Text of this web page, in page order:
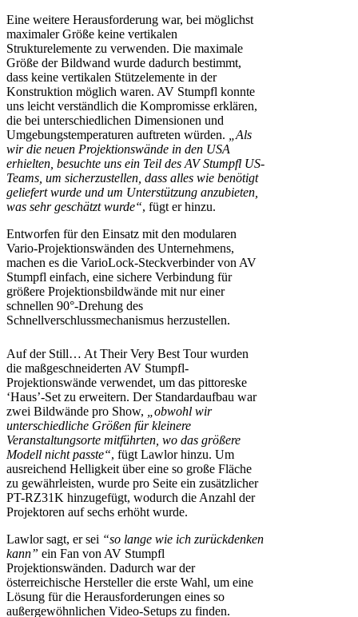
Eine weitere Herausforderung war, bei möglichst
maximaler Größe keine vertikalen
Strukturelemente zu verwenden. Die maximale
Größe der Bildwand wurde dadurch bestimmt,
dass keine vertikalen Stützelemente in der
Konstruktion möglich waren. AV Stumpfl konnte
uns leicht verständlich die Kompromisse erklären,
die bei unterschiedlichen Dimensionen und
Umgebungstemperaturen auftreten würden.
„Als
wir die neuen Projektionswände in den USA
erhielten, besuchte uns ein Teil des AV Stumpfl US-
Teams, um sicherzustellen, dass alles wie benötigt
geliefert wurde und um Unterstützung anzubieten,
was sehr geschätzt wurde“, fügt er hinzu.
Entworfen für den Einsatz mit den modularen
Vario-Projektionswänden des Unternehmens,
machen es die VarioLock-Steckverbinder von AV
Stumpfl einfach, eine sichere Verbindung für
größere Projektionsbildwände mit nur einer
schnellen 90°-Drehung des
Schnellverschlussmechanismus herzustellen.
Auf der Still… At Their Very Best Tour wurden
die maßgeschneiderten AV Stumpfl-
Projektionswände verwendet, um das pittoreske
‘Haus’-Set zu erweitern. Der Standardaufbau war
zwei Bildwände pro Show,
„obwohl wir
unterschiedliche Größen für kleinere
Veranstaltungsorte mitführten, wo das größere
Modell nicht passte“, fügt Lawlor hinzu. Um
ausreichend Helligkeit über eine so große Fläche
zu gewährleisten, wurde pro Seite ein zusätzlicher
PT-RZ31K hinzugefügt, wodurch die Anzahl der
Projektoren auf sechs erhöht wurde.
Lawlor sagt, er sei “so lange wie ich zurückdenken
kann” ein Fan von AV Stumpfl
Projektionswänden. Dadurch war der
österreichische Hersteller die erste Wahl, um eine
Lösung für die Herausforderungen eines so
außergewöhnlichen Video-Setups zu finden.